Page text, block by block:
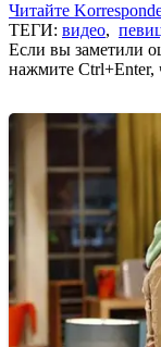
Читайте
ТЕГИ: видео,
Если вы заметили
нажмите Ctrl+Enter,